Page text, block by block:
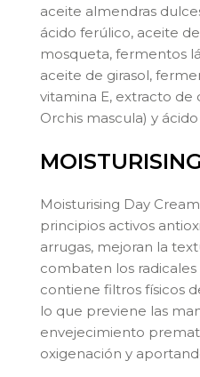
aceite almendras
ácido ferúlico, aceite
mosqueta, fermentos
aceite de girasol,
vitamina E, extracto de
Orchis mascula) y
Moisturising Day
principios activos
arrugas, mejoran la
combaten los radicales
contiene filtros físicos
lo que previene las
envejecimiento
oxigenación y